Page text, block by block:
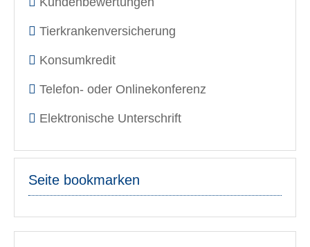
Tierkrankenversicherung
Konsumkredit
Telefon- oder Onlinekonferenz
Elektronische Unterschrift
Seite bookmarken